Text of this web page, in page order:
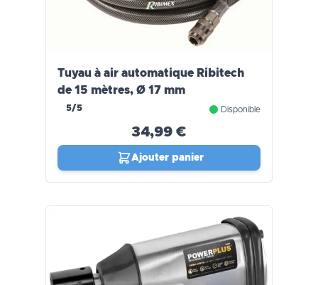
Tuyau à air automatique Ribitech
de 15 mètres, Ø 17 mm
5/5 Disponible
34,99 €
Ajouter panier